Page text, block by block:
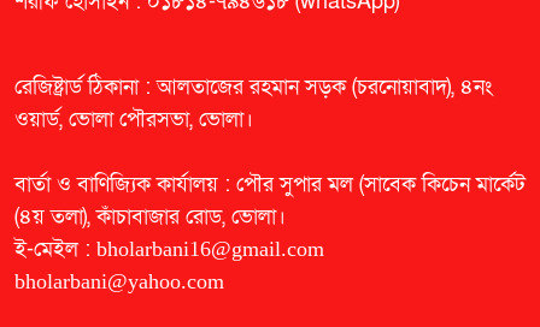
রেজিষ্ট্রার্ড ঠিকানা : আলতাজের রহমান সড়ক (চরনোয়াবাদ), ৪নং
ওয়ার্ড, ভোলা পৌরসভা, ভোলা।
বার্তা ও বাণিজ্যিক কার্যালয় : পৌর সুপার মল (সাবেক কিচেন মার্কেট
(৪য় তলা), কাঁচাবাজার রোড, ভোলা।
ই-মেইল : bholarbani16@gmail.com
bholarbani@yahoo.com